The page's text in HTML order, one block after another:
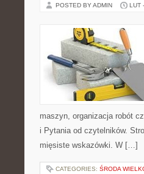
POSTED BY ADMIN LUT
maszyn, organizacja robót
i Pytania od czytelników.
mięsiste wskazówki. W […]
CATEGORIES: ŚRODA